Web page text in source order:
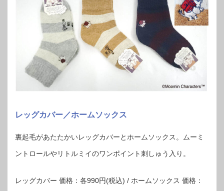
レッグカバー／ホームソックス
裏起毛があたたかいレッグカバーとホームソックス。ムーミ
ントロールやリトルミイのワンポイント刺しゅう入り。
レッグカバー 価格：各990円(税込) / ホームソックス 価格：